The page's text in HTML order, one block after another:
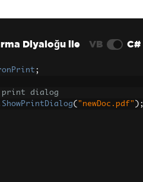
Diyaloğu ile VB C#
;
print dialog
ShowPrintDialog( "newDoc.pdf" );